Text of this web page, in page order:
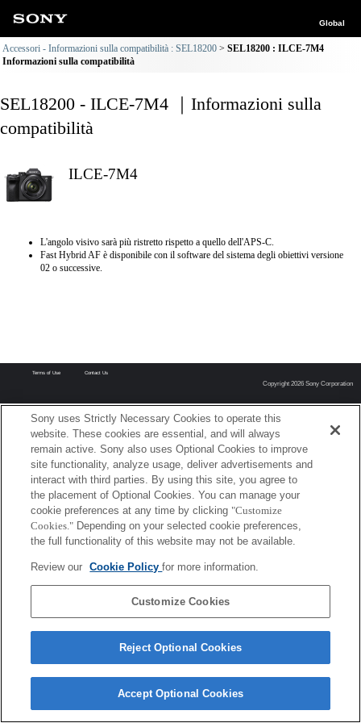
Global
Accessori - Informazioni sulla compatibilità : SEL18200
SEL18200 : ILCE-7M4
Informazioni sulla compatibilità
SEL18200 - ILCE-7M4 ｜Informazioni sulla
compatibilità
ILCE-7M4
L'angolo visivo sarà più ristretto rispetto a quello dell'APS-C.
Fast Hybrid AF è disponibile con il software del sistema degli obiettivi versione
02 o successive.
Terms of Use Contact Us
Copyright 2026 Sony Corporation
Sony uses Strictly Necessary Cookies to operate this
website. These cookies are essential, and will always
remain active. Sony also uses Optional Cookies to improve
site functionality, analyze usage, deliver advertisements and
interact with third parties. By using this site, you agree to
the placement of Optional Cookies. You can manage your
cookie preferences at any time by clicking "Customize
Cookies." Depending on your selected cookie preferences,
the full functionality of this website may not be available.
Review our Cookie Policyfor more information.
Customize Cookies
Reject Optional Cookies
Accept Optional Cookies